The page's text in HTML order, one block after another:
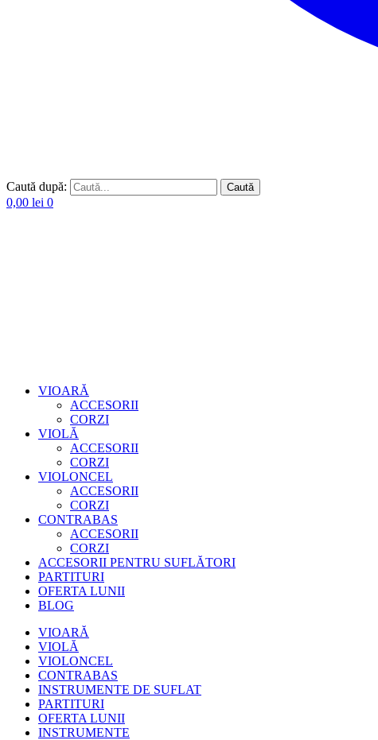
Caută după: Caută
0,00 lei 0
VIOARĂ
ACCESORII
CORZI
VIOLĂ
ACCESORII
CORZI
VIOLONCEL
ACCESORII
CORZI
CONTRABAS
ACCESORII
CORZI
ACCESORII PENTRU SUFLĂTORI
PARTITURI
OFERTA LUNII
BLOG
VIOARĂ
VIOLĂ
VIOLONCEL
CONTRABAS
INSTRUMENTE DE SUFLAT
PARTITURI
OFERTA LUNII
INSTRUMENTE